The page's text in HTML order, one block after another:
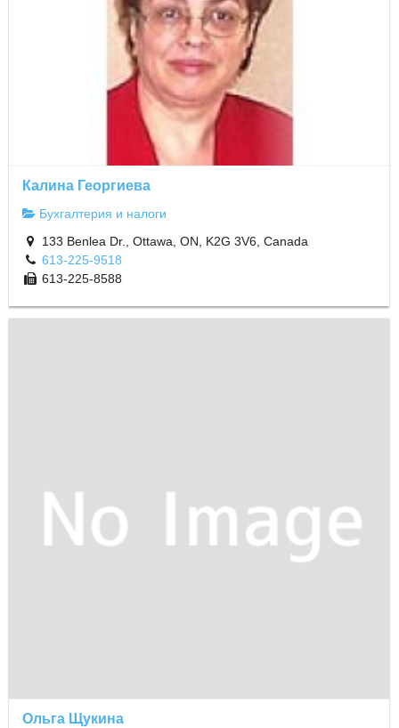
Калина Георгиева
Бухгалтерия и налоги
133 Benlea Dr., Ottawa, ON, K2G 3V6, Canada
613-225-9518
613-225-8588
Ольга Щукина